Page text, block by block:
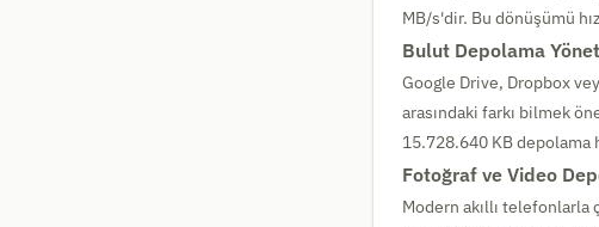
MB/s'dir. Bu dönüşümü
Bulut Depolama
Google Drive, Dropbox
arasındaki farkı bilmek
15.728.640 KB depolama
Fotoğraf ve Video
Modern akıllı